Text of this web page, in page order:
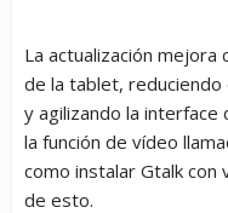
La actualización
de la tablet,
y agilizando la interface
la función de vídeo
como instalar Gtalk con
de esto.